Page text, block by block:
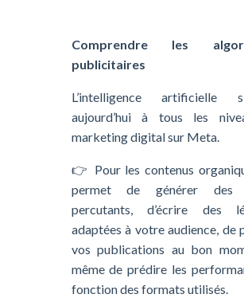
Comprendre les
publicitaires
L’intelligence artificielle
aujourd’hui à tous les
marketing digital sur Meta.
👉 Pour les contenus
permet de générer des
percutants, d’écrire des
adaptées à votre audience, de
vos publications au bon
même de prédire les
fonction des formats utilisés.